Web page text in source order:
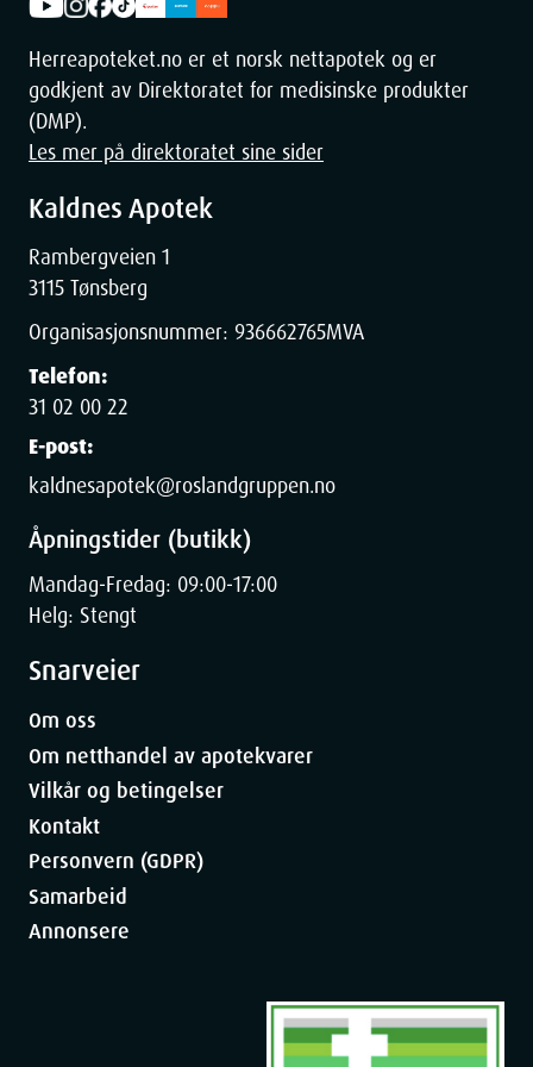
Effektiv og skånsom: 2-Phase Expression®-teknologi og
Kompakt og bærbar : Perfekt for bruk hjemme eller på farten.
Innebygd batteri : Opptil seks pumpeøkter på én fullading.
Stillegående og enkel å bruke: Intuitivt brukergrensesnitt og
stillegående design.
Dimensjoner
Width
Height
Depth
Weight
Herreapoteket.no er et norsk nettapotek og er
godkjent av Direktoratet for medisinske produkter
(DMP).
Les mer på direktoratet sine sider
Kaldnes Apotek
Rambergveien 1
3115 Tønsberg
Organisasjonsnummer: 936662765MVA
Telefon:
31 02 00 22
E-post:
kaldnesapotek@roslandgruppen.no
Åpningstider (butikk)
Mandag-Fredag: 09:00-17:00
Helg: Stengt
Snarveier
Om oss
Om netthandel av apotekvarer
Vilkår og betingelser
Kontakt
Personvern (GDPR)
Samarbeid
Annonsere